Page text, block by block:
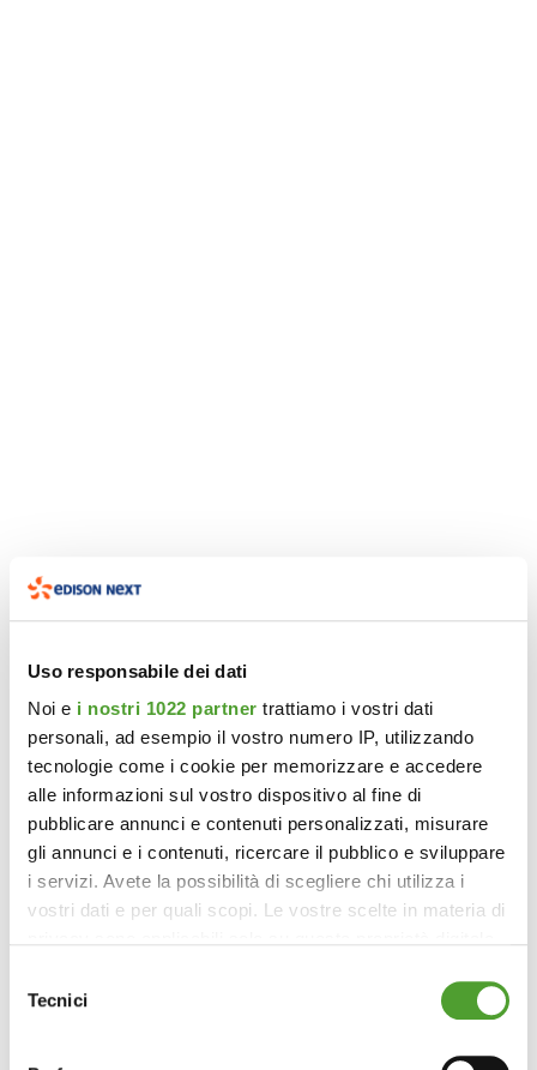
Uso responsabile dei dati
Noi e i nostri 1022 partner trattiamo i vostri dati
personali, ad esempio il vostro numero IP, utilizzando
tecnologie come i cookie per memorizzare e accedere
alle informazioni sul vostro dispositivo al fine di
pubblicare annunci e contenuti personalizzati, misurare
gli annunci e i contenuti, ricercare il pubblico e sviluppare
i servizi. Avete la possibilità di scegliere chi utilizza i
vostri dati e per quali scopi. Le vostre scelte in materia di
modificare o revocare il proprio consenso in qualsiasi
momento dalla Dichiarazione sui cookie o facendo clic
delTecnici